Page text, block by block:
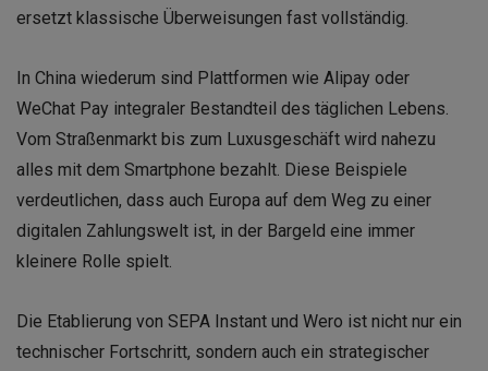
ersetzt klassische Überweisungen fast vollständig.
In China wiederum sind Plattformen wie Alipay oder
WeChat Pay integraler Bestandteil des täglichen Lebens.
Vom Straßenmarkt bis zum Luxusgeschäft wird nahezu
alles mit dem Smartphone bezahlt. Diese Beispiele
verdeutlichen, dass auch Europa auf dem Weg zu einer
digitalen Zahlungswelt ist, in der Bargeld eine immer
kleinere Rolle spielt.
Die Etablierung von SEPA Instant und Wero ist nicht nur ein
technischer Fortschritt, sondern auch ein strategischer